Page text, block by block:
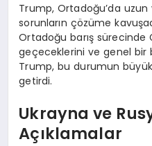
Trump, Ortadoğu’da uzun
sorunların çözüme
Ortadoğu barış sürecinde
geçeceklerini ve genel bir
Trump, bu durumun büyük
getirdi.
Ukrayna ve
Açıklamalar